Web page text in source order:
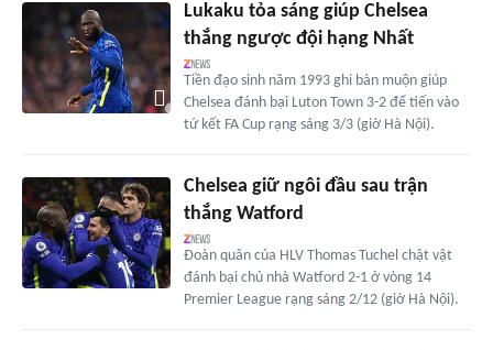
Lukaku tỏa sáng giúp Chelsea
thắng ngược đội hạng Nhất
Tiền đạo sinh năm 1993 ghi bàn muộn giúp
Chelsea đánh bại Luton Town 3-2 để tiến vào
tứ kết FA Cup rạng sáng 3/3 (giờ Hà Nội).
Chelsea giữ ngôi đầu sau trận
thắng Watford
Đoàn quân của HLV Thomas Tuchel chật vật
đánh bại chủ nhà Watford 2-1 ở vòng 14
Premier League rạng sáng 2/12 (giờ Hà Nội).